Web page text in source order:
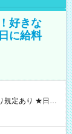
好きな
に給料
お仕事後はコ